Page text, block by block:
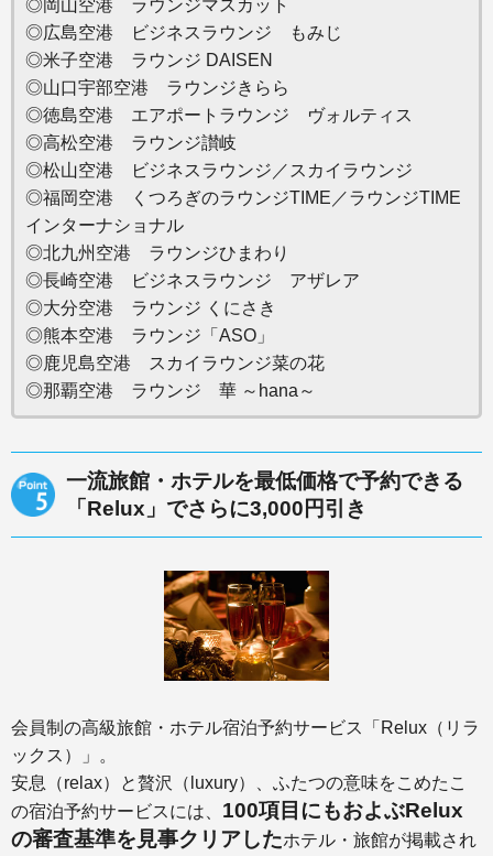
◎岡山空港 ラウンジマスカット
◎広島空港 ビジネスラウンジ もみじ
◎米子空港 ラウンジ DAISEN
◎山口宇部空港 ラウンジきらら
◎徳島空港 エアポートラウンジ ヴォルティス
◎高松空港 ラウンジ讃岐
◎松山空港 ビジネスラウンジ／スカイラウンジ
◎福岡空港 くつろぎのラウンジTIME／ラウンジTIME
インターナショナル
◎北九州空港 ラウンジひまわり
◎長崎空港 ビジネスラウンジ アザレア
◎大分空港 ラウンジ くにさき
◎熊本空港 ラウンジ「ASO」
◎鹿児島空港 スカイラウンジ菜の花
◎那覇空港 ラウンジ 華 ～hana～
一流旅館・ホテルを最低価格で予約できる
「Relux」でさらに3,000円引き
会員制の高級旅館・ホテル宿泊予約サービス「Relux（リラ
ックス）」。
安息（relax）と贅沢（luxury）、ふたつの意味をこめたこ
の宿泊予約サービスには、 100項目にもおよぶRelux
の審査基準を見事クリアしたホテル・旅館が掲載され